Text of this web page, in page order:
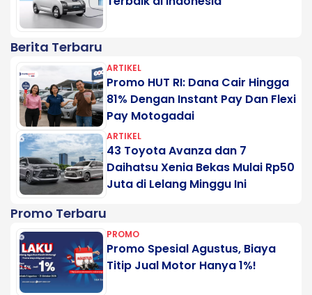
Berita Terbaru
ARTIKEL
Promo HUT RI: Dana Cair Hingga
81% Dengan Instant Pay Dan Flexi
Pay Motogadai
ARTIKEL
43 Toyota Avanza dan 7
Daihatsu Xenia Bekas Mulai Rp50
Juta di Lelang Minggu Ini
Promo Terbaru
PROMO
Promo Spesial Agustus, Biaya
Titip Jual Motor Hanya 1%!